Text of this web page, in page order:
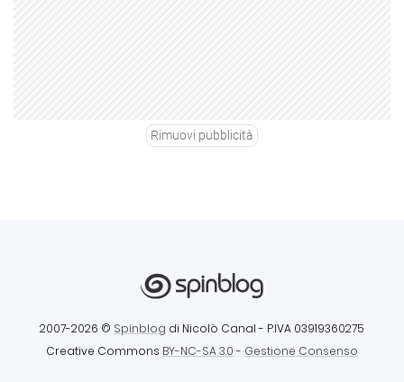
Rimuovi pubblicità
2007-2026 © Spinblog di Nicolò Canal - P.IVA 03919360275
Creative Commons BY-NC-SA 3.0- Gestione Consenso